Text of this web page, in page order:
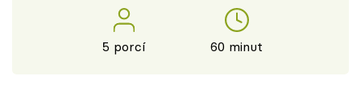
5 porcí 60 minut